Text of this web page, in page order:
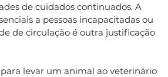
de cuidados continuados. A
a pessoas incapacitadas ou
de circulação é outra justificação
levar um animal ao veterinário